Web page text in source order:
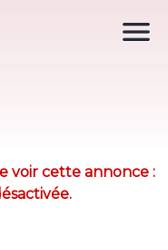
voir cette annonce :
